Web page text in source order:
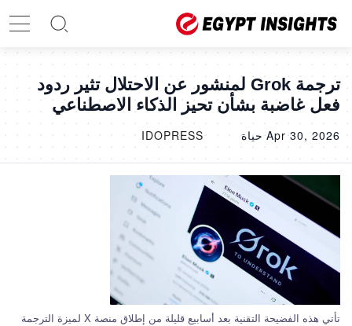
ترجمة Grok لمنشور عن الاحتلال تثير ردود
فعل غاضبة بشأن تحيز الذكاء الاصطناعي
Apr 30, 2026 حياة IDOPRESS
تأتي هذه الفضيحة التقنية بعد أسابيع قليلة من إطلاق منصة X لميزة الترجمة